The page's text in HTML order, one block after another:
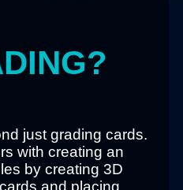
?
just grading cards.
with creating an
by creating 3D
and placing